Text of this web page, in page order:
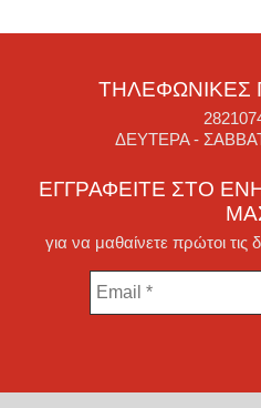
ΤΗΛΕΦΩΝΙΚΈΣ
ΔΕΥΤΈΡΑ -
ΕΓΓΡΑΦΕΊΤΕ ΣΤΟ
για να μαθαίνετε πρώτοι
Email